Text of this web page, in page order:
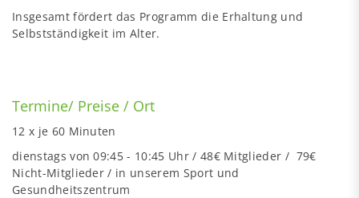
Insgesamt fördert das Programm die Erhaltung und
Selbstständigkeit im Alter.
Termine/ Preise / Ort
12 x je 60 Minuten
dienstags von 09:45 - 10:45 Uhr / 48€ Mitglieder / 79€
Nicht-Mitglieder / in unserem Sport und
Gesundheitszentrum